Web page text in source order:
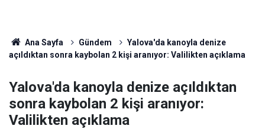
Ana Sayfa Gündem
Yalova'da kanoyla denize
açıldıktan sonra kaybolan 2 kişi aranıyor: Valilikten açıklama
Yalova'da kanoyla denize açıldıktan
sonra kaybolan 2 kişi aranıyor:
Valilikten açıklama